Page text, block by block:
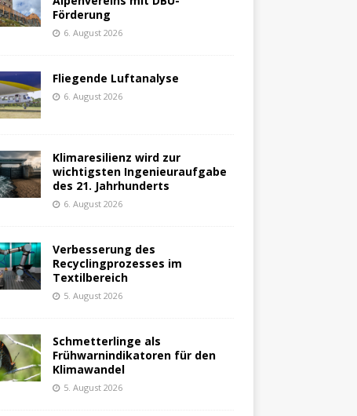
Förderung
6. August 2026
Fliegende Luftanalyse
6. August 2026
Klimaresilienz wird zur
wichtigsten Ingenieuraufgabe
des 21. Jahrhunderts
6. August 2026
Verbesserung des
Recyclingprozesses im
Textilbereich
5. August 2026
Schmetterlinge als
Frühwarnindikatoren für den
Klimawandel
5. August 2026